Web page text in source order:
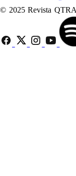
© 2025 Revista